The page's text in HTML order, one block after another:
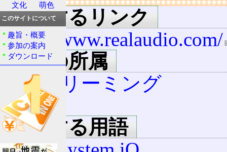
関連するリンク
http://www.realaudio.com/
用語の所属
ストリーミング
RA
関連する用語
文化
萌色
このサイトについて
趣旨・概要
参加の案内
ダウンロード